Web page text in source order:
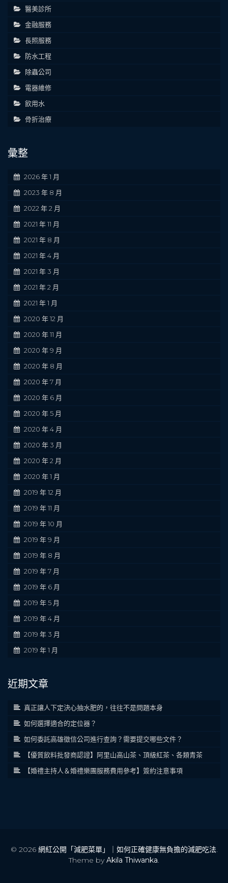
醫美診所
金融服務
長照服務
防水工程
除蟲公司
電器維修
飲用水
骨折治療
彙整
2026 年 1 月
2023 年 8 月
2022 年 2 月
2021 年 11 月
2021 年 8 月
2021 年 4 月
2021 年 3 月
2021 年 2 月
2021 年 1 月
2020 年 12 月
2020 年 11 月
2020 年 9 月
2020 年 8 月
2020 年 7 月
2020 年 6 月
2020 年 5 月
2020 年 4 月
2020 年 3 月
2020 年 2 月
2020 年 1 月
2019 年 12 月
2019 年 11 月
2019 年 10 月
2019 年 9 月
2019 年 8 月
2019 年 7 月
2019 年 6 月
2019 年 5 月
2019 年 4 月
2019 年 3 月
2019 年 1 月
近期文章
真正讓人下定決心抽水肥的，往往不是問題本身
如何選擇適合的定位器？
如何委託高雄徵信公司進行查詢？需要提交哪些文件？
【優質飲料批發商認證】阿里山高山茶、頂級紅茶、各類青茶
【婚禮主持人＆婚禮樂團服務費用參考】簽約注意事項
© 2026 網紅公開「減肥菜單」｜如何正確健康無負擔的減肥吃法.
Theme byAkila Thiwanka.